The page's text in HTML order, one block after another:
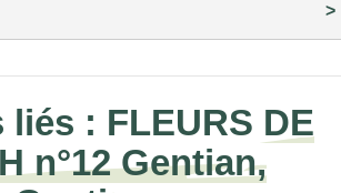
liés : FLEURS DE
n°12 Gentian,